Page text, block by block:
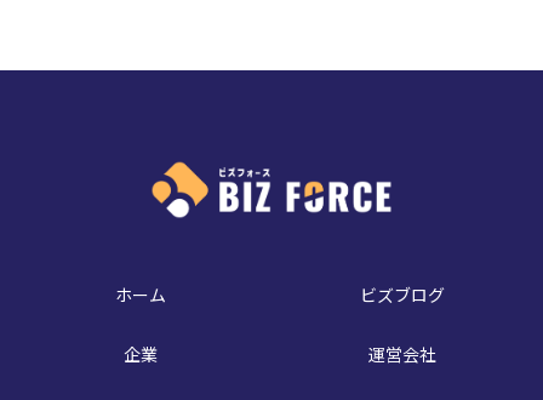
ホーム ビズブログ
企業 運営会社